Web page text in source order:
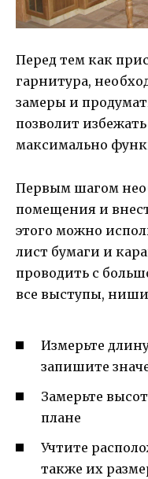
Перед тем как
гарнитура,
замеры и
позволит
максимально
Первым шагом
помещения и
этого можно
лист бумаги и
проводить с
все выступы,
Измерьте
запишите
Замерьте
плане
Учтите
также их